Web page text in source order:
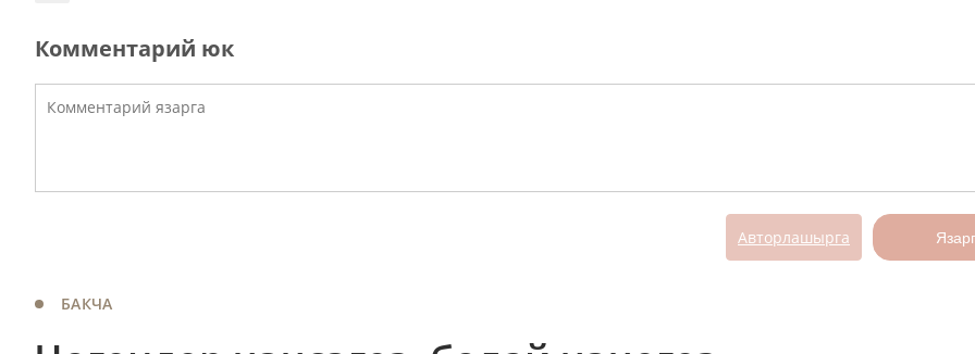
Комментарий юк
Авторлашырга
БАКЧА